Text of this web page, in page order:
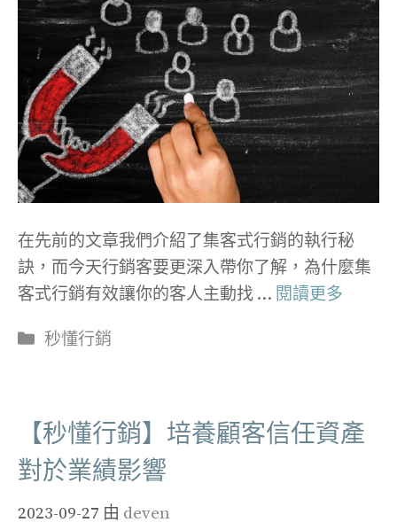
在先前的文章我們介紹了集客式行銷的執行秘
訣，而今天行銷客要更深入帶你了解，為什麼集
客式行銷有效讓你的客人主動找 … 閱讀更多
分
秒懂行銷
【秒懂行銷】培養顧客信任資產
對於業績影響
2023-09-27 由 deven